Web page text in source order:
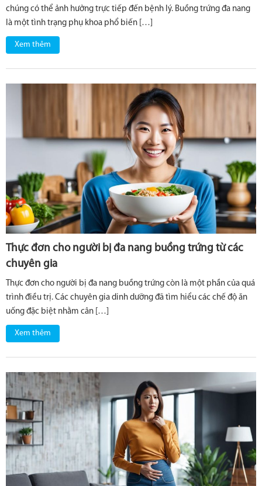
chúng có thể ảnh hưởng trực tiếp đến bệnh lý. Buồng trứng đa nang
là một tình trạng phụ khoa phổ biến […]
Xem thêm
Thực đơn cho người bị đa nang buồng trứng từ các
chuyên gia
Thực đơn cho người bị đa nang buồng trứng còn là một phần của quá
trình điều trị. Các chuyên gia dinh dưỡng đã tìm hiểu các chế độ ăn
uống đặc biệt nhằm cân […]
Xem thêm